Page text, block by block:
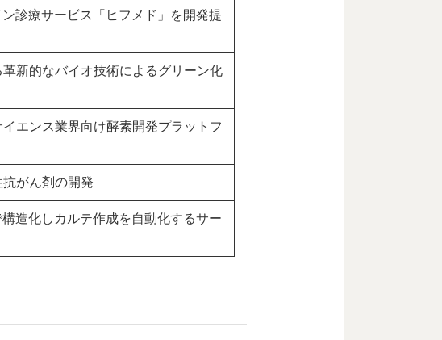
診療サービス「ヒフメド」を開発提
新的なバイオ技術によるグリーン化
エンス業界向け酵素開発プラットフ
がん剤の開発
造化しカルテ作成を自動化するサー